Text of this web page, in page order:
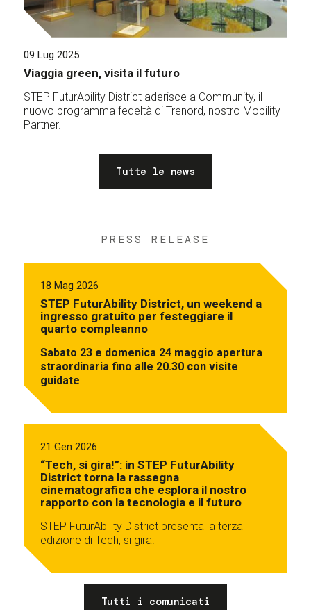
09 Lug 2025
Viaggia green, visita il futuro
STEP FuturAbility District aderisce a Community, il
nuovo programma fedeltà di Trenord, nostro Mobility
Partner.
Tutte le news
PRESS RELEASE
18 Mag 2026
STEP FuturAbility District, un weekend a
ingresso gratuito per festeggiare il
quarto compleanno
Sabato 23 e domenica 24 maggio apertura
straordinaria fino alle 20.30 con visite
guidate
21 Gen 2026
“Tech, si gira!”: in STEP FuturAbility
District torna la rassegna
cinematografica che esplora il nostro
rapporto con la tecnologia e il futuro
STEP FuturAbility District presenta la terza
edizione di Tech, si gira!
Tutti i comunicati